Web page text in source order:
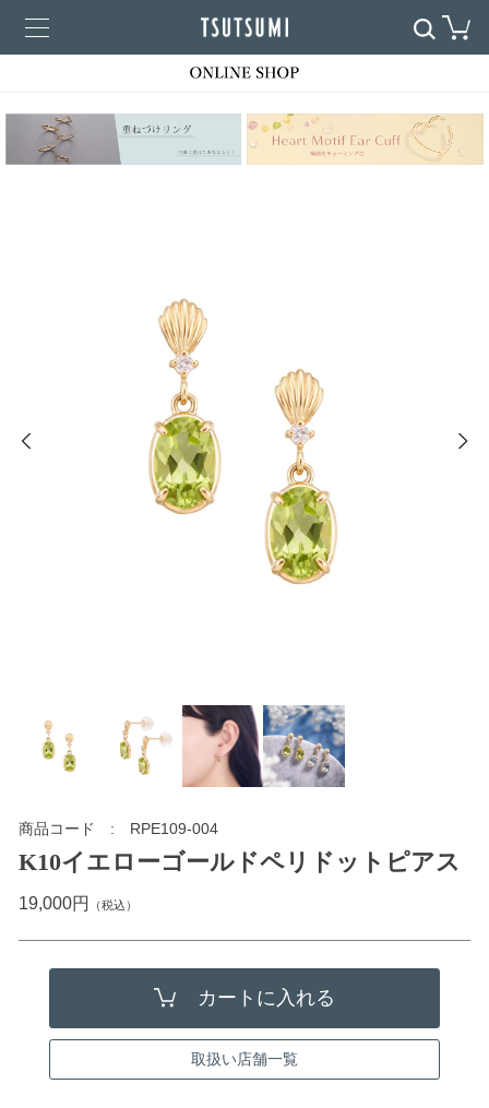
商品コード RPE109-004
K10イエローゴールドペリドットピアス
19,000円 （税込）
取扱い店舗一覧